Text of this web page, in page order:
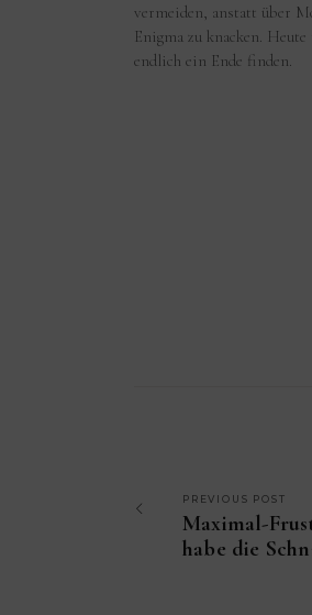
vermeiden, anstatt über
Enigma zu knacken.
endlich ein Ende finden.
PREVIOUS POST
Maximal-
habe die